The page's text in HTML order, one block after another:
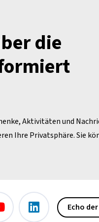
die
Aktivitäten und
Ihre Privatsphäre. Sie
Echo